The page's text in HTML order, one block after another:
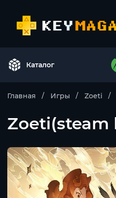
Каталог
Главная Игры Zoeti
Zoeti(steam